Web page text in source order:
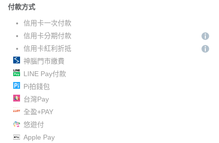
付款方式
信用卡一次付款
信用卡分期付款
信用卡紅利折抵
神腦門市繳費
LINE Pay付款
Pi拍錢包
台灣Pay
全盈+PAY
悠遊付
Apple Pay